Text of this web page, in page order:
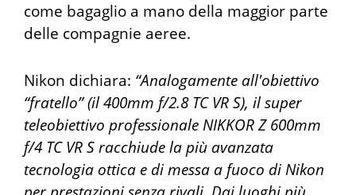
come bagaglio a mano della maggior parte
delle compagnie aeree.
Nikon dichiara: “Analogamente all'obiettivo
“fratello” (il 400mm f/2.8 TC VR S), il super
teleobiettivo professionale NIKKOR Z 600mm
f/4 TC VR S racchiude la più avanzata
tecnologia ottica e di messa a fuoco di Nikon